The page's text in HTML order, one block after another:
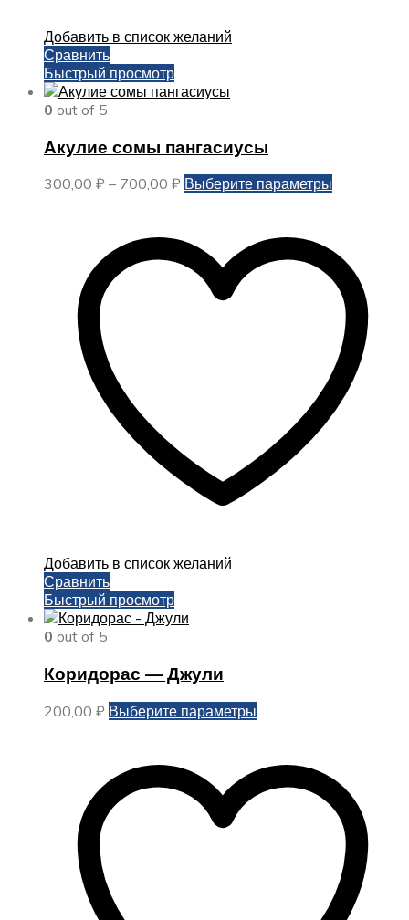
Добавить в список желаний
Сравнить
Быстрый просмотр
0 out of 5
Акулие сомы пангасиусы
300,00 ₽ – 700,00 ₽ Диапазон
–
700,00 ₽
Выберите параметры
вариаций.
Опции
можно
выбрать
на
странице
товара.
Добавить в список желаний
Сравнить
Быстрый просмотр
0 out of 5
Коридорас — Джули
200,00 ₽ Выберите параметры
несколько
вариаций.
Опции